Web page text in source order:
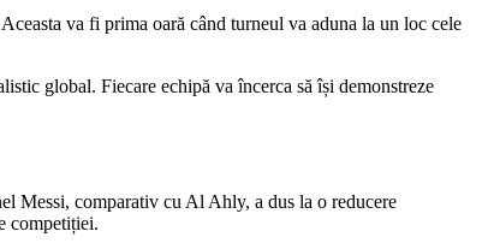
va fi prima oară când turneul va aduna la un loc cele
global. Fiecare echipă va încerca să își demonstreze
Messi, comparativ cu Al Ahly, a dus la o reducere
competiției.